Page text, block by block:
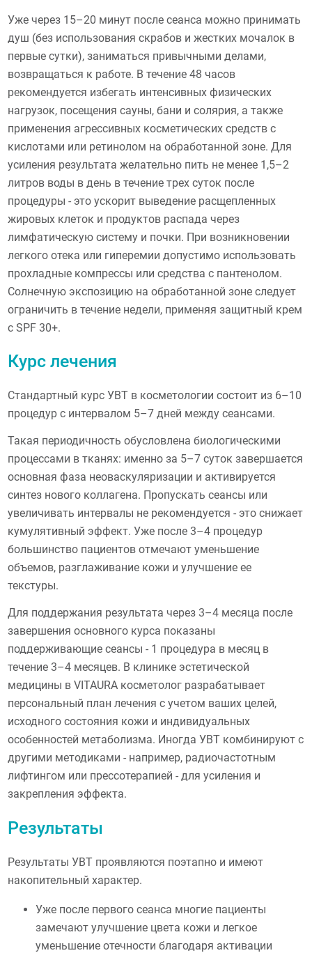
Уже через 15–20 минут после сеанса можно принимать
душ (без использования скрабов и жестких мочалок в
первые сутки), заниматься привычными делами,
возвращаться к работе. В течение 48 часов
рекомендуется избегать интенсивных физических
нагрузок, посещения сауны, бани и солярия, а также
применения агрессивных косметических средств с
кислотами или ретинолом на обработанной зоне. Для
усиления результата желательно пить не менее 1,5–2
литров воды в день в течение трех суток после
процедуры - это ускорит выведение расщепленных
жировых клеток и продуктов распада через
лимфатическую систему и почки. При возникновении
легкого отека или гиперемии допустимо использовать
прохладные компрессы или средства с пантенолом.
Солнечную экспозицию на обработанной зоне следует
ограничить в течение недели, применяя защитный крем
с SPF 30+.
Курс лечения
Стандартный курс УВТ в косметологии состоит из 6–10
процедур с интервалом 5–7 дней между сеансами.
Такая периодичность обусловлена биологическими
процессами в тканях: именно за 5–7 суток завершается
основная фаза неоваскуляризации и активируется
синтез нового коллагена. Пропускать сеансы или
увеличивать интервалы не рекомендуется - это снижает
кумулятивный эффект. Уже после 3–4 процедур
большинство пациентов отмечают уменьшение
объемов, разглаживание кожи и улучшение ее
текстуры.
Для поддержания результата через 3–4 месяца после
завершения основного курса показаны
поддерживающие сеансы - 1 процедура в месяц в
течение 3–4 месяцев. В клинике эстетической
медицины в VITAURA косметолог разрабатывает
персональный план лечения с учетом ваших целей,
исходного состояния кожи и индивидуальных
особенностей метаболизма. Иногда УВТ комбинируют с
другими методиками - например, радиочастотным
лифтингом или прессотерапией - для усиления и
закрепления эффекта.
Результаты
Результаты УВТ проявляются поэтапно и имеют
накопительный характер.
Уже после первого сеанса многие пациенты
замечают улучшение цвета кожи и легкое
уменьшение отечности благодаря активации